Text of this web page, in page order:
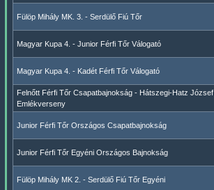
Fülöp Mihály MK. 3. - Serdülő Fiú Tőr
Magyar Kupa 4. - Junior Férfi Tőr Válogató
Magyar Kupa 4. - Kadét Férfi Tőr Válogató
Felnőtt Férfi Tőr Csapatbajnokság - Hátszegi-Hatz József
Emlékverseny
Junior Férfi Tőr Országos Csapatbajnokság
Junior Férfi Tőr Egyéni Országos Bajnokság
Fülöp Mihály MK 2. - Serdülő Fiú Tőr Egyéni